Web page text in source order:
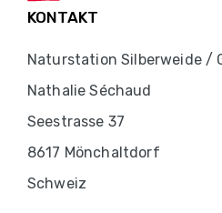
KONTAKT
Naturstation Silberweide /
Nathalie Séchaud
Seestrasse 37
8617 Mönchaltdorf
Schweiz